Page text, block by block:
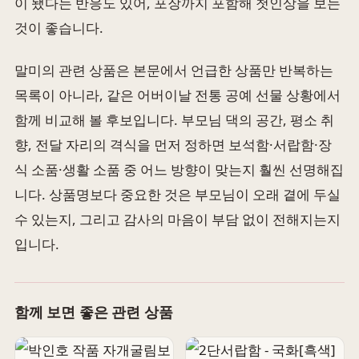
것이 좋습니다.
말미의 관련 상품은 본문에서 언급한 상품만 반복하는
목록이 아니라, 같은 어버이날 전통 공예 선물 상황에서
함께 비교해 볼 후보입니다. 부모님 댁의 공간, 평소 취
향, 전달 자리의 격식을 먼저 정하면 보석함·서랍함·장
식 소품·생활 소품 중 어느 방향이 맞는지 훨씬 선명해집
니다. 상품명보다 중요한 것은 부모님이 오래 곁에 두실
수 있는지, 그리고 감사의 마음이 부담 없이 전해지는지
입니다.
함께 보면 좋은 관련 상품